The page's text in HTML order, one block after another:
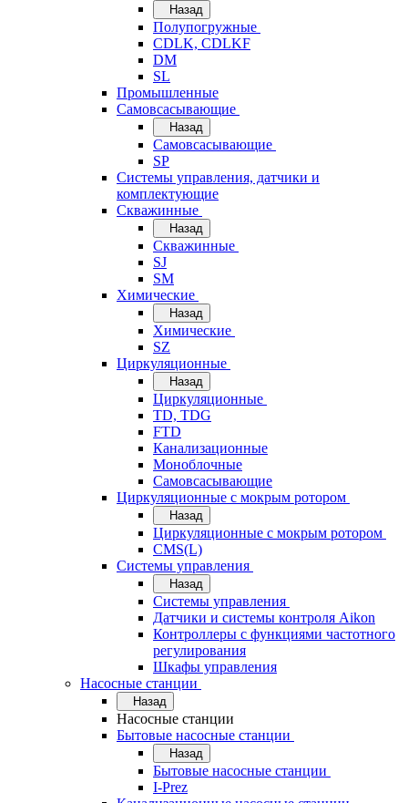
Назад
Полупогружные
CDLK, CDLKF
DM
SL
Промышленные
Самовсасывающие
Назад
Самовсасывающие
SP
Системы управления, датчики и
комплектующие
Скважинные
Назад
Скважинные
SJ
SM
Химические
Назад
Химические
SZ
Циркуляционные
Назад
Циркуляционные
TD, TDG
FTD
Канализационные
Моноблочные
Самовсасывающие
Циркуляционные с мокрым ротором
Назад
Циркуляционные с мокрым ротором
CMS(L)
Системы управления
Назад
Системы управления
Датчики и системы контроля Aikon
Контроллеры с функциями частотного
регулирования
Шкафы управления
Насосные станции
Назад
Насосные станции
Бытовые насосные станции
Назад
Бытовые насосные станции
I-Prez